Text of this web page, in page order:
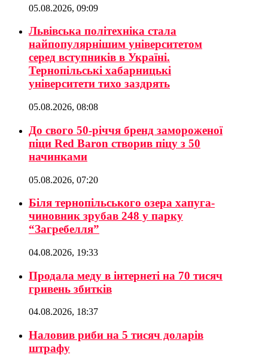
05.08.2026, 09:09
Львівська політехніка стала
найпопулярнішим університетом
серед вступників в Україні.
Тернопільські хабарницькі
університети тихо заздрять
05.08.2026, 08:08
До свого 50-річчя бренд замороженої
піци Red Baron створив піцу з 50
начинками
05.08.2026, 07:20
Біля тернопільського озера хапуга-
чиновник зрубав 248 у парку
“Загребелля”
04.08.2026, 19:33
Продала меду в інтернеті на 70 тисяч
гривень збитків
04.08.2026, 18:37
Наловив риби на 5 тисяч доларів
штрафу